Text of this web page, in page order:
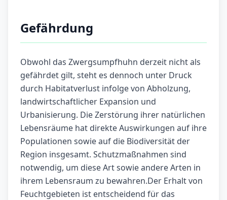
Gefährdung
Obwohl das Zwergsumpfhuhn derzeit nicht als
gefährdet gilt, steht es dennoch unter Druck
durch Habitatverlust infolge von Abholzung,
landwirtschaftlicher Expansion und
Urbanisierung. Die Zerstörung ihrer natürlichen
Lebensräume hat direkte Auswirkungen auf ihre
Populationen sowie auf die Biodiversität der
Region insgesamt. Schutzmaßnahmen sind
notwendig, um diese Art sowie andere Arten in
ihrem Lebensraum zu bewahren.Der Erhalt von
Feuchtgebieten ist entscheidend für das